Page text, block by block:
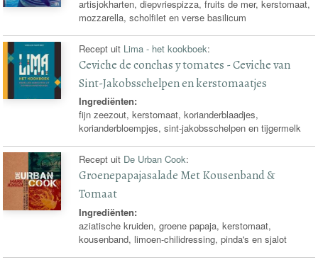
artisjokharten, diepvriespizza, fruits de mer, kerstomaat,
mozzarella, scholfilet en verse basilicum
Recept uit Lima - het kookboek:
Ceviche de conchas y tomates - Ceviche van
Sint-Jakobsschelpen en kerstomaatjes
Ingrediënten:
fijn zeezout, kerstomaat, korianderblaadjes,
korianderbloempjes, sint-jakobsschelpen en tijgermelk
Recept uit De Urban Cook:
Groenepapajasalade Met Kousenband &
Tomaat
Ingrediënten:
aziatische kruiden, groene papaja, kerstomaat,
kousenband, limoen-chilidressing, pinda's en sjalot